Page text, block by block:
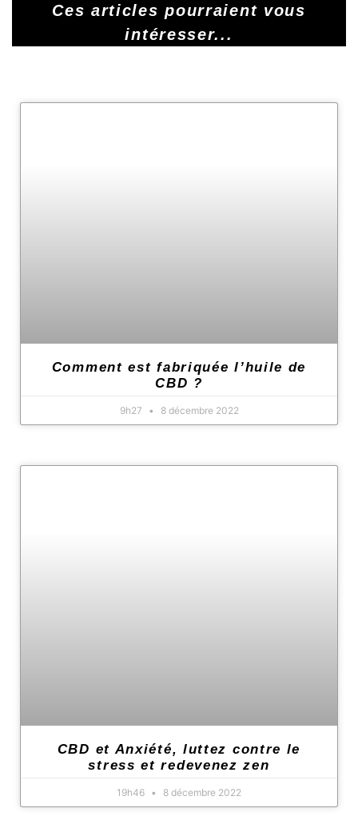
Ces articles pourraient vous
intéresser...
Comment est fabriquée l’huile de
CBD ?
9h27 8 décembre 2022
CBD et Anxiété, luttez contre le
stress et redevenez zen
19h46 8 décembre 2022